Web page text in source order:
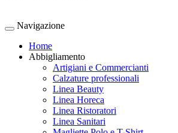
Navigazione
Home
Abbigliamento
Artigiani e Commercianti
Calzature professionali
Linea Beauty
Linea Horeca
Linea Ristoratori
Linea Sanitari